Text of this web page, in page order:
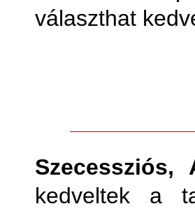
választhat
kedveltek a